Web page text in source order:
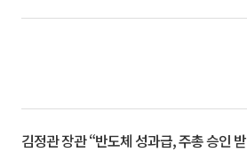
김정관 장관 “반도체 성과급, 주총 승인 받